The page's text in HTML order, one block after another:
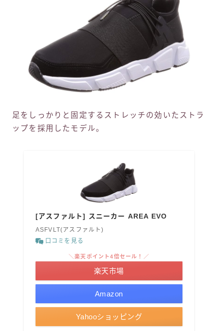
足をしっかりと固定するストレッチの効いたストラ
ップを採用したモデル。
[アスファルト] スニーカー AREA EVO
ASFVLT(アスファルト)
口コミを見る
Amazon
＼楽天ポイント4倍セール！／
楽天市場
Yahooショッピング